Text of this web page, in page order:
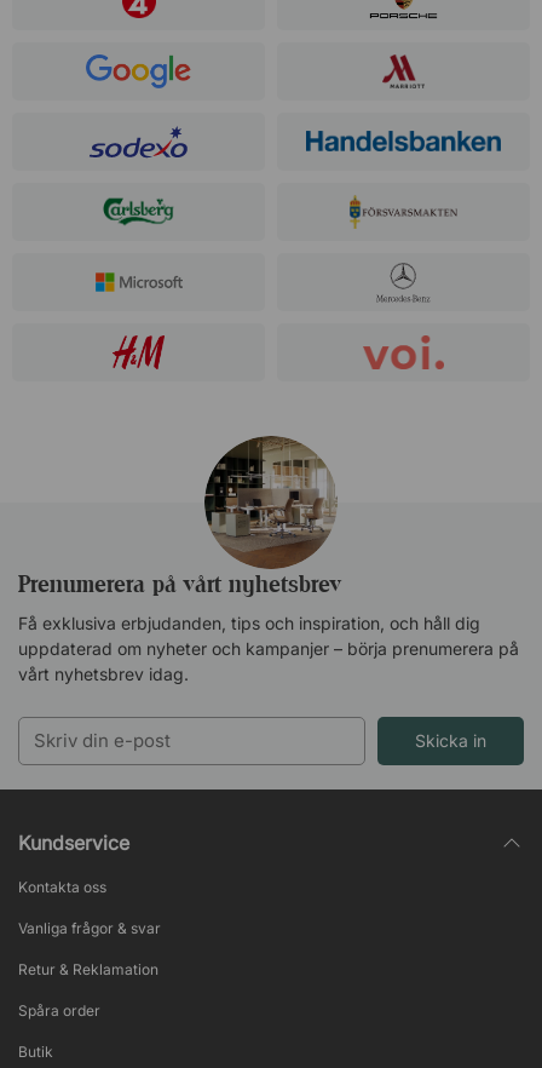
Prenumerera på vårt nyhetsbrev
Få exklusiva erbjudanden, tips och inspiration, och håll dig
uppdaterad om nyheter och kampanjer – börja prenumerera på
vårt nyhetsbrev idag.
Skicka in
Kundservice
Kontakta oss
Vanliga frågor & svar
Retur & Reklamation
Spåra order
Butik